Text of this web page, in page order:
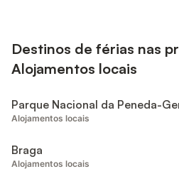
Destinos de férias nas
Alojamentos locais
Parque Nacional da Peneda-
Alojamentos locais
Braga
Alojamentos locais